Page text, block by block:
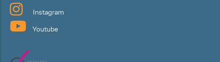
Instagram
Youtube